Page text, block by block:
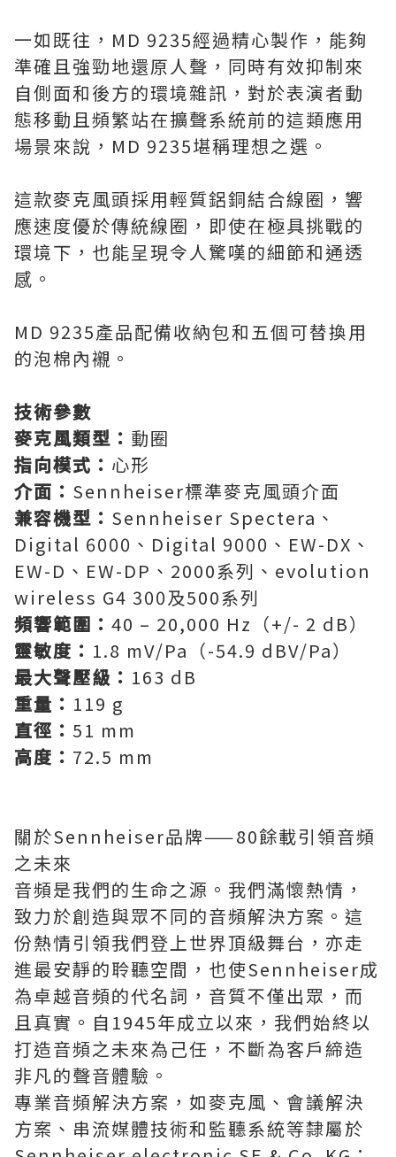
一如既往，MD 9235經過精心製作，能夠
準確且強勁地還原人聲，同時有效抑制來
自側面和後方的環境雜訊，對於表演者動
態移動且頻繁站在擴聲系統前的這類應用
場景來說，MD 9235堪稱理想之選。
這款麥克風頭採用輕質鋁銅結合線圈，響
應速度優於傳統線圈，即使在極具挑戰的
環境下，也能呈現令人驚嘆的細節和通透
感。
MD 9235產品配備收納包和五個可替換用
的泡棉內襯。
技術參數
麥克風類型： 動圈
指向模式： 心形
介面： Sennheiser標準麥克風頭介面
兼容機型： Sennheiser Spectera、
Digital 6000、Digital 9000、EW-DX、
EW-D、EW-DP、2000系列、evolution
wireless G4 300及500系列
頻響範圍： 40 – 20,000 Hz（+/- 2 dB）
靈敏度： 1.8 mV/Pa（-54.9 dBV/Pa）
最大聲壓級： 163 dB
重量： 119 g
直徑： 51 mm
高度： 72.5 mm
關於Sennheiser品牌——80餘載引領音頻
之未來
音頻是我們的生命之源。我們滿懷熱情，
致力於創造與眾不同的音頻解決方案。這
份熱情引領我們登上世界頂級舞台，亦走
進最安靜的聆聽空間，也使Sennheiser成
為卓越音頻的代名詞，音質不僅出眾，而
且真實。自1945年成立以來，我們始終以
打造音頻之未來為己任，不斷為客戶締造
非凡的聲音體驗。
專業音頻解決方案，如麥克風、會議解決
方案、串流媒體技術和監聽系統等隸屬於